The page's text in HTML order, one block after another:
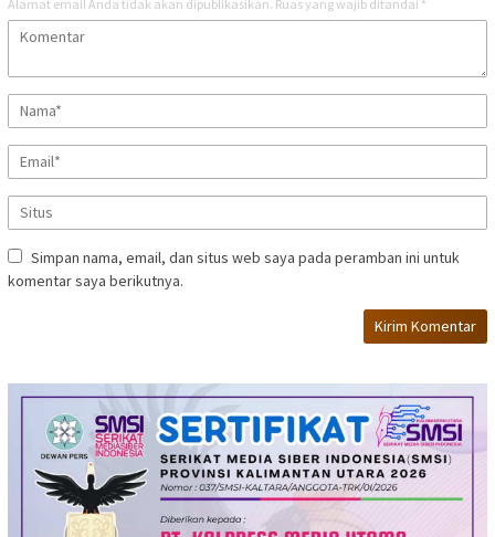
Alamat email Anda tidak akan dipublikasikan. Ruas yang wajib ditandai *
Simpan nama, email, dan situs web saya pada peramban ini untuk
komentar saya berikutnya.